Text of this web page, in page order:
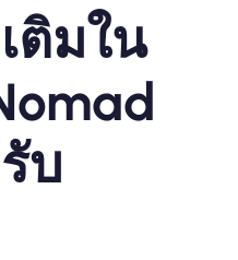
ติมใน
บ